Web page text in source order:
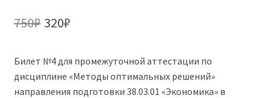
750₽ Первоначальная
составляла
750₽.
320₽Текущая
320₽.
Билет №4 для промежуточной аттестации по
дисциплине «Методы оптимальных решений»
направления подготовки 38.03.01 «Экономика» в